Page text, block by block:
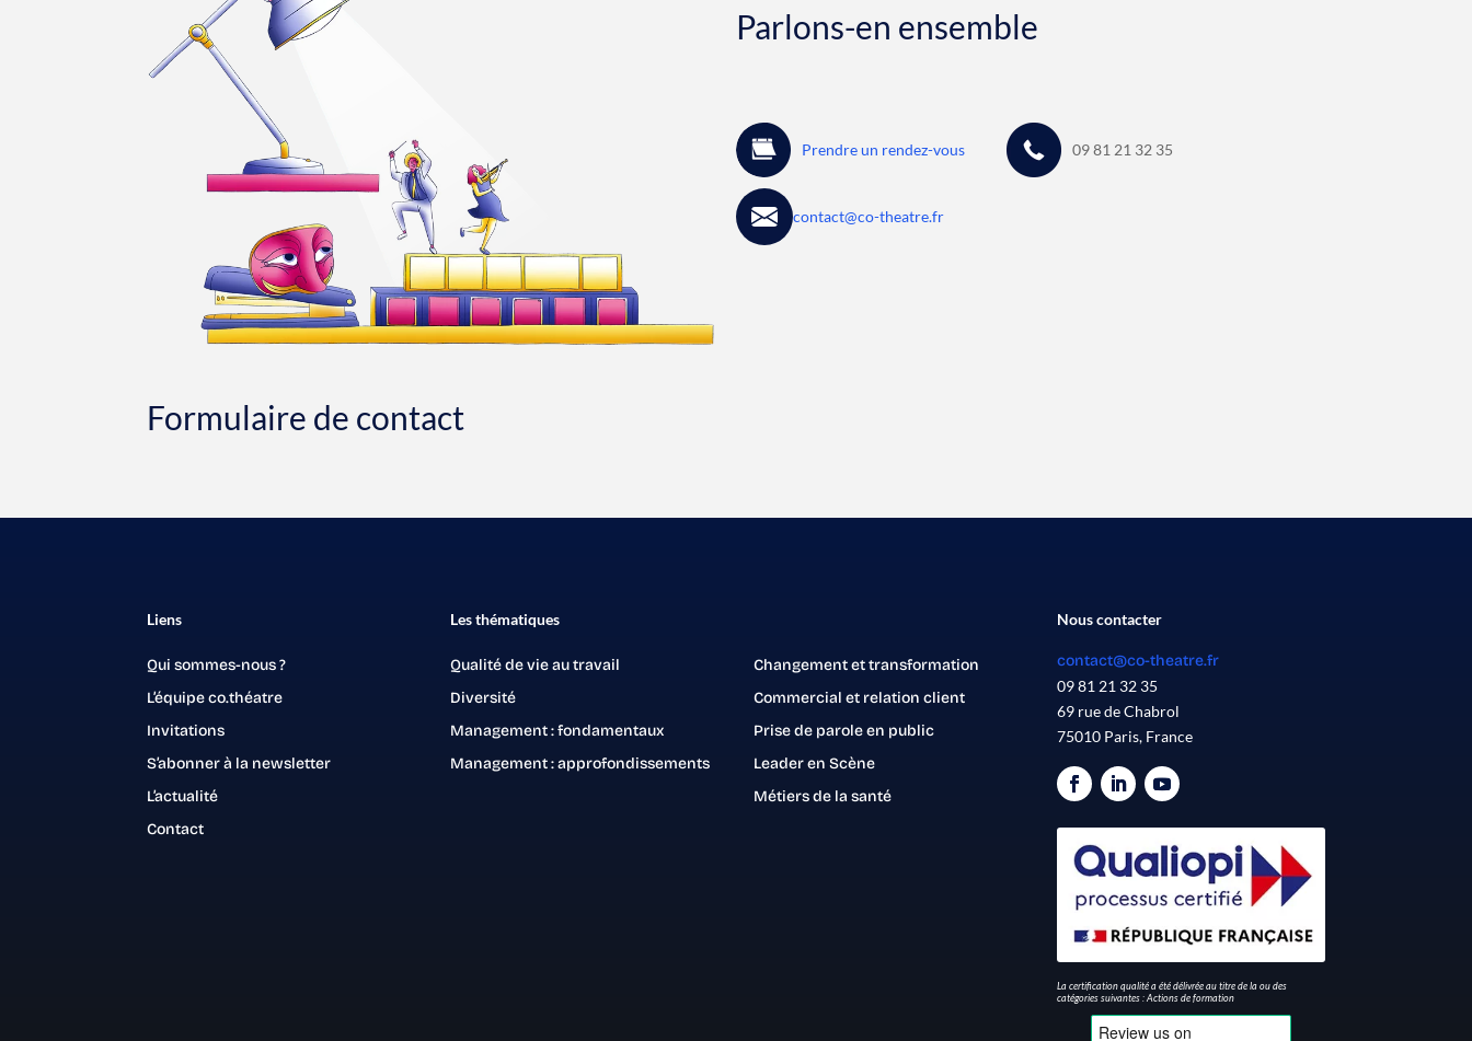
Parlons-en ensemble
Prendre un rendez-vous 09 81 21 32 35
contact@co-theatre.fr
Formulaire de contact
Liens
Qui sommes-nous ?
L’équipe co.théatre
Invitations
S’abonner à la newsletter
L’actualité
Contact
Les thématiques
Qualité de vie au travail
Diversité
Management : fondamentaux
Management : approfondissements
Changement et transformation
Commercial et relation client
Prise de parole en public
Leader en Scène
Métiers de la santé
Nous contacter
contact@co-theatre.fr
09 81 21 32 35
69 rue de Chabrol
75010 Paris, France
La certification qualité a été délivrée au titre de la ou des
catégories suivantes : Actions de formation